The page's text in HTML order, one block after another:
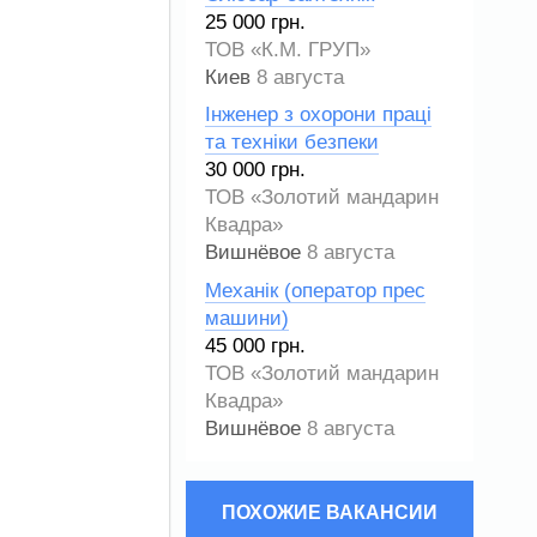
25 000 грн.
ТОВ «К.М. ГРУП»
Киев 8 августа
Інженер з охорони праці
та техніки безпеки
30 000 грн.
ТОВ «Золотий мандарин
Квадра»
Вишнёвое 8 августа
Механік (оператор прес
машини)
45 000 грн.
ТОВ «Золотий мандарин
Квадра»
Вишнёвое 8 августа
ПОХОЖИЕ ВАКАНСИИ